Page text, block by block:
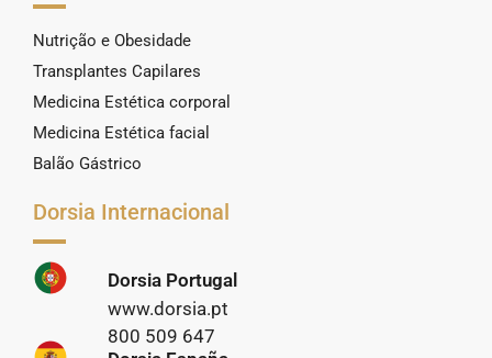
Nutrição e Obesidade
Transplantes Capilares
Medicina Estética corporal
Medicina Estética facial
Balão Gástrico
Dorsia Internacional
Dorsia Portugal
www.dorsia.pt
800 509 647